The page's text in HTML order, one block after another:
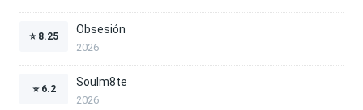
⭐ 8.25
Obsesión
2026
⭐ 6.2
Soulm8te
2026